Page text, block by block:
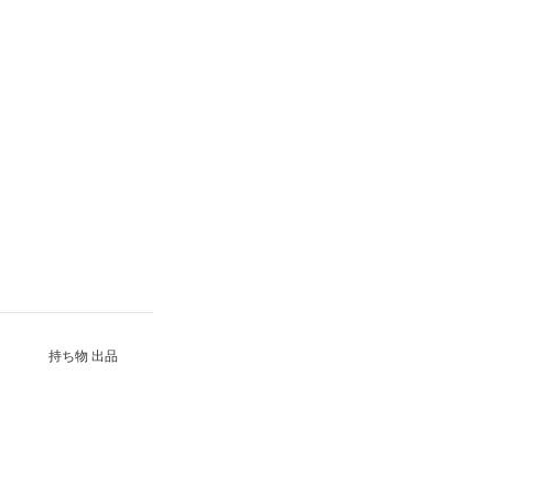
持ち物 出品